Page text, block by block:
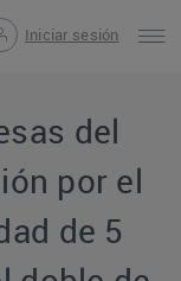
Iniciar sesión
del
por el
de 5